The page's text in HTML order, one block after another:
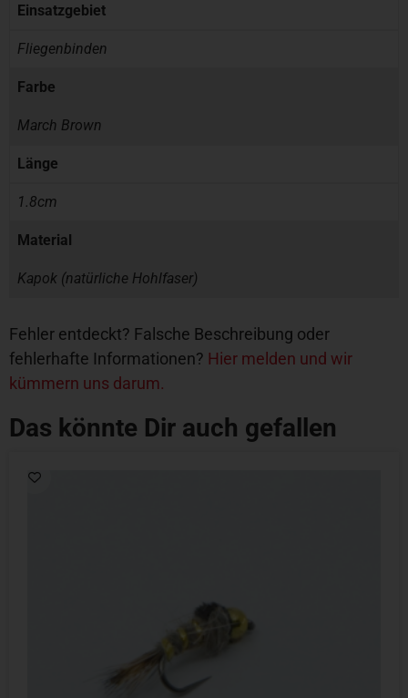
Einsatzgebiet
Fliegenbinden
Farbe
March Brown
Länge
1.8cm
Material
Kapok (natürliche Hohlfaser)
Fehler entdeckt? Falsche Beschreibung oder
fehlerhafte Informationen? Hier melden und wir
kümmern uns darum.
Das könnte Dir auch gefallen